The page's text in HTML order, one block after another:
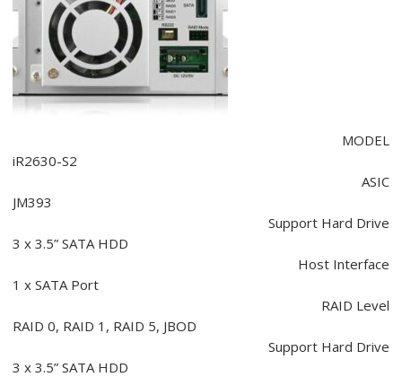
MODEL
iR2630-S2
ASIC
JM393
Support Hard Drive
3 x 3.5” SATA HDD
Host Interface
1 x SATA Port
RAID Level
RAID 0, RAID 1, RAID 5, JBOD
Support Hard Drive
3 x 3.5” SATA HDD